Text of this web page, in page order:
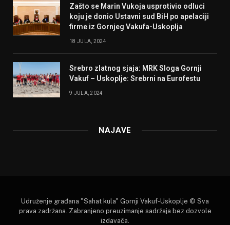
Zašto se Marin Vukoja usprotivio odluci
koju je donio Ustavni sud BiH po apelaciji
firme iz Gornjeg Vakufa-Uskoplja
18 JULA, 2024
Srebro zlatnog sjaja: MRK Sloga Gornji
Vakuf – Uskoplje: Srebrni na Eurofestu
9 JULA, 2024
NAJAVE
Udruženje građana "Sahat kula" Gornji Vakuf-Uskoplje © Sva
prava zadržana. Zabranjeno preuzimanje sadržaja bez dozvole
izdavača.